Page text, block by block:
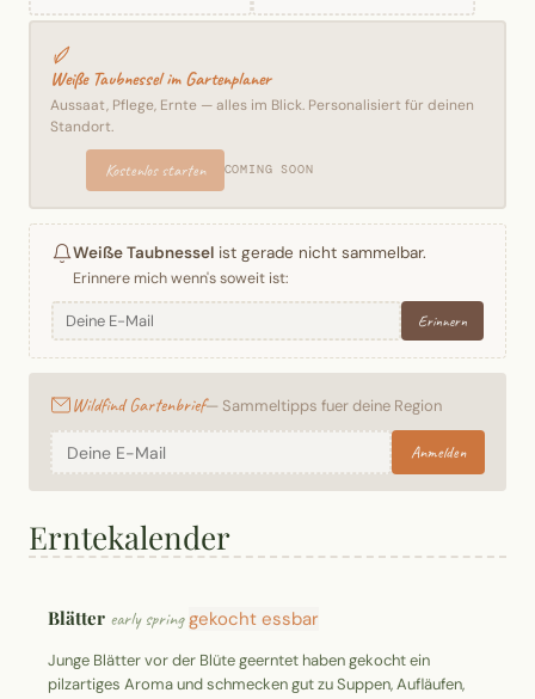
Weiße Taubnessel im Gartenplaner
Aussaat, Pflege, Ernte — alles im Blick. Personalisiert für deinen
Standort.
Kostenlos starten COMING SOON
Weiße Taubnessel ist gerade nicht sammelbar.
Erinnere mich wenn's soweit ist:
Erinnern
Wildfind Gartenbrief— Sammeltipps fuer deine Region
Anmelden
Erntekalender
Blätter early spring gekocht essbar
Junge Blätter vor der Blüte geerntet haben gekocht ein
pilzartiges Aroma und schmecken gut zu Suppen, Aufläufen,